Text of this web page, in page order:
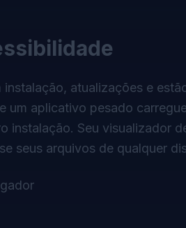
instalação, atualizações e
um aplicativo pesado
instalação. Seu visualizador
seus arquivos de qualquer